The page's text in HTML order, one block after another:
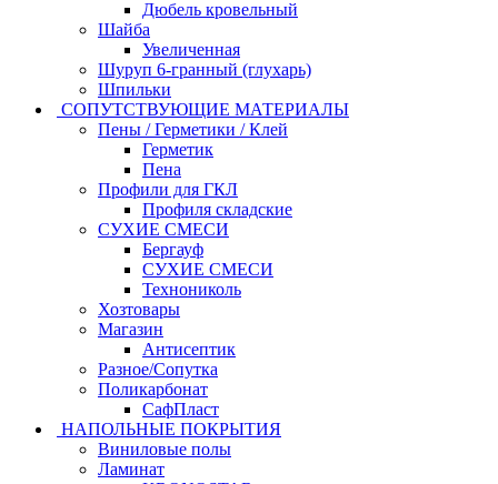
Дюбель кровельный
Шайба
Увеличенная
Шуруп 6-гранный (глухарь)
Шпильки
СОПУТСТВУЮЩИЕ МАТЕРИАЛЫ
Пены / Герметики / Клей
Герметик
Пена
Профили для ГКЛ
Профиля складские
СУХИЕ СМЕСИ
Бергауф
СУХИЕ СМЕСИ
Технониколь
Хозтовары
Магазин
Антисептик
Разное/Сопутка
Поликарбонат
СафПласт
НАПОЛЬНЫЕ ПОКРЫТИЯ
Виниловые полы
Ламинат